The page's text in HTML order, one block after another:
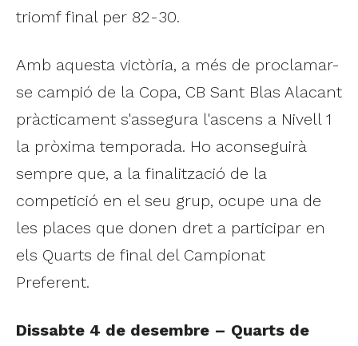
triomf final per 82-30.
Amb aquesta victòria, a més de proclamar-
se campió de la Copa, CB Sant Blas Alacant
pràcticament s'assegura l'ascens a Nivell 1
la pròxima temporada. Ho aconseguirà
sempre que, a la finalització de la
competició en el seu grup, ocupe una de
les places que donen dret a participar en
els Quarts de final del Campionat
Preferent.
Dissabte 4 de desembre – Quarts de